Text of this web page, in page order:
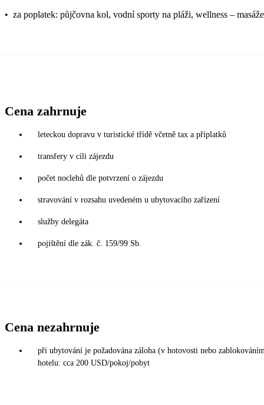
• za poplatek: půjčovna kol, vodní sporty na pláži, wellness –
Cena zahrnuje
leteckou dopravu v turistické třídě včetně tax a příplatků
transfery v cíli zájezdu
počet noclehů dle potvrzení o zájezdu
stravování v rozsahu uvedeném u ubytovacího zařízení
služby delegáta
pojištění dle zák. č. 159/99 Sb.
Cena nezahrnuje
při ubytování je požadována záloha (v hotovosti nebo
hotelu: cca 200 USD/pokoj/pobyt